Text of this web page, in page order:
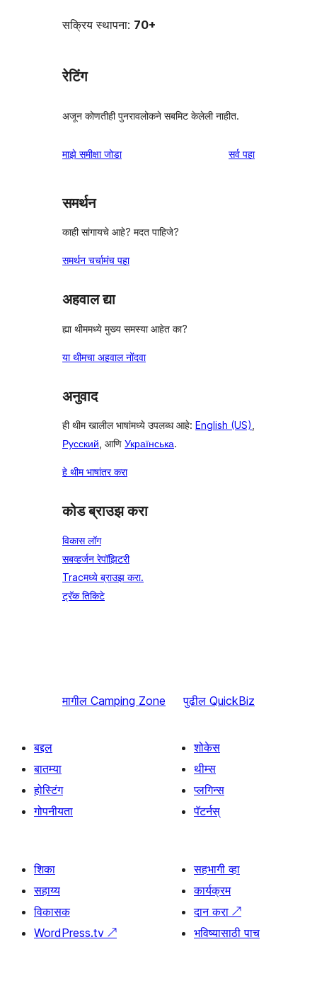
सक्रिय स्थापना: 70+
रेटिंग
अजून कोणतीही पुनरावलोकने सबमिट केलेली नाहीत.
माझे समीक्षा जोडा सर्वपुनरावलोकने
पहा
समर्थन
काही सांगायचे आहे? मदत पाहिजे?
समर्थन चर्चामंच पहा
अहवाल द्या
ह्या थीममध्ये मुख्य समस्या आहेत का?
या थीमचा अहवाल नोंदवा
अनुवाद
ही थीम खालील भाषांमध्ये उपलब्ध आहे: English (US),
Русский, आणि Українська.
हे थीम भाषांतर करा
कोड ब्राउझ करा
विकास लॉग
सबव्हर्जन रेपॉझिटरी
Tracमध्ये ब्राउझ करा.
ट्रॅक तिकिटे
मागील Camping Zone पुढील QuickBiz
बद्दल
बातम्या
होस्टिंग
गोपनीयता
शोकेस
थीम्स
प्लगिन्स
पॅटर्नस्
शिका
सहाय्य
विकासक
WordPress.tv ↗
सहभागी व्हा
कार्यक्रम
दान करा ↗
भविष्यासाठी पाच